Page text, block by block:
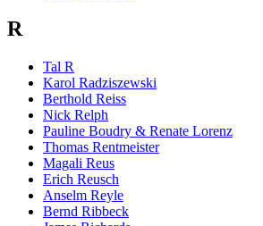
R
Tal R
Karol Radziszewski
Berthold Reiss
Nick Relph
Pauline Boudry & Renate Lorenz
Thomas Rentmeister
Magali Reus
Erich Reusch
Anselm Reyle
Bernd Ribbeck